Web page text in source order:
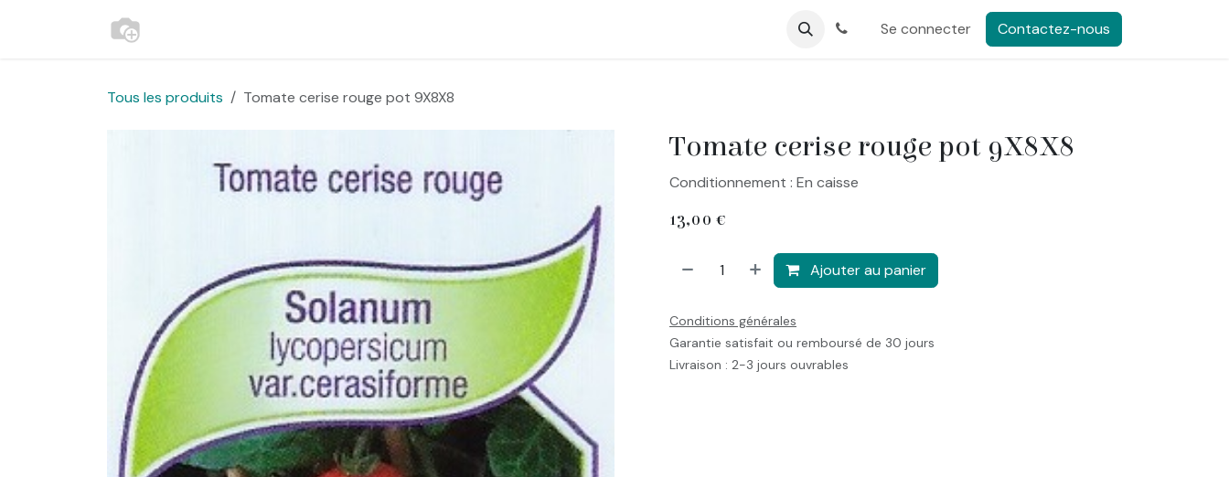
Se connecter Contactez-nous
Tous les produits Tomate cerise rouge pot 9X8X8
Tomate cerise rouge pot 9X8X8
Conditionnement : En caisse
13,00 €
Ajouter au panier
Conditions générales
Garantie satisfait ou remboursé de 30 jours
Livraison : 2-3 jours ouvrables